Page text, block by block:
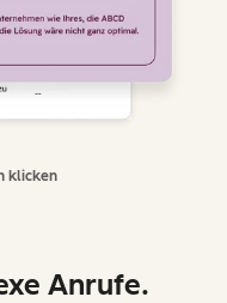
klicken
Anrufe.